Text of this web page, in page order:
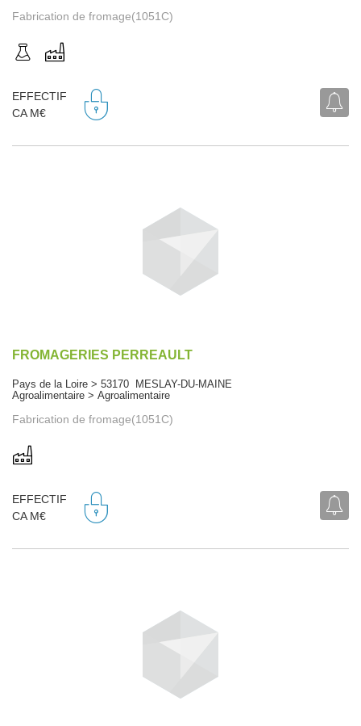
Fabrication de fromage(1051C)
EFFECTIF
CA M€
FROMAGERIES PERREAULT
Pays de la Loire > 53170 MESLAY-DU-MAINE
Agroalimentaire > Agroalimentaire
Fabrication de fromage(1051C)
EFFECTIF
CA M€